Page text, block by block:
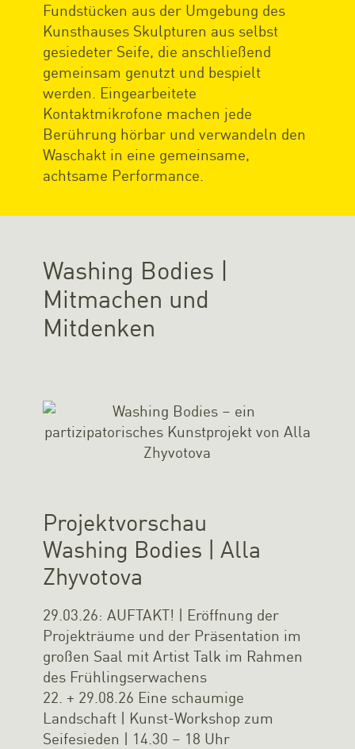
Fundstücken aus der Umgebung des
Kunsthauses Skulpturen aus selbst
gesiedeter Seife, die anschließend
gemeinsam genutzt und bespielt
werden. Eingearbeitete
Kontaktmikrofone machen jede
Berührung hörbar und verwandeln den
Waschakt in eine gemeinsame,
achtsame Performance.
Washing Bodies |
Mitmachen und
Mitdenken
Projektvorschau
Washing Bodies | Alla
Zhyvotova
29.03.26: AUFTAKT! | Eröffnung der
Projekträume und der Präsentation im
großen Saal mit Artist Talk im Rahmen
des Frühlingserwachens
22. + 29.08.26 Eine schaumige
Landschaft | Kunst-Workshop zum
Seifesieden | 14.30 – 18 Uhr